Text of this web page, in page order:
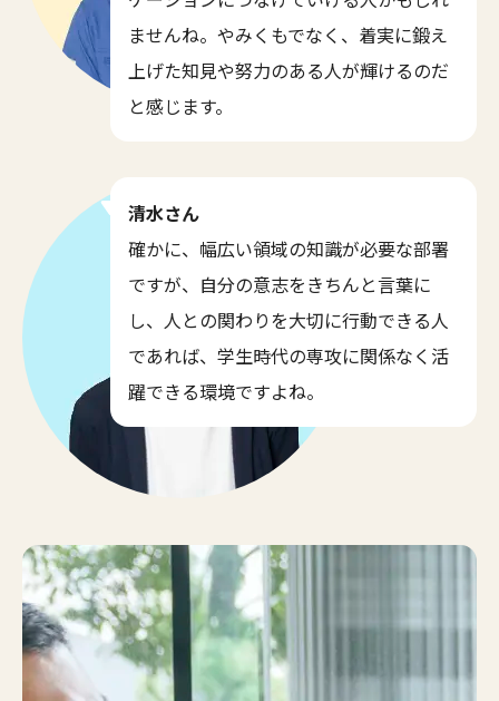
ませんね。やみくもでなく、着実に鍛え
上げた知見や努力のある人が輝けるのだ
と感じます。
清水さん
確かに、幅広い領域の知識が必要な部署
ですが、自分の意志をきちんと言葉に
し、人との関わりを大切に行動できる人
であれば、学生時代の専攻に関係なく活
躍できる環境ですよね。